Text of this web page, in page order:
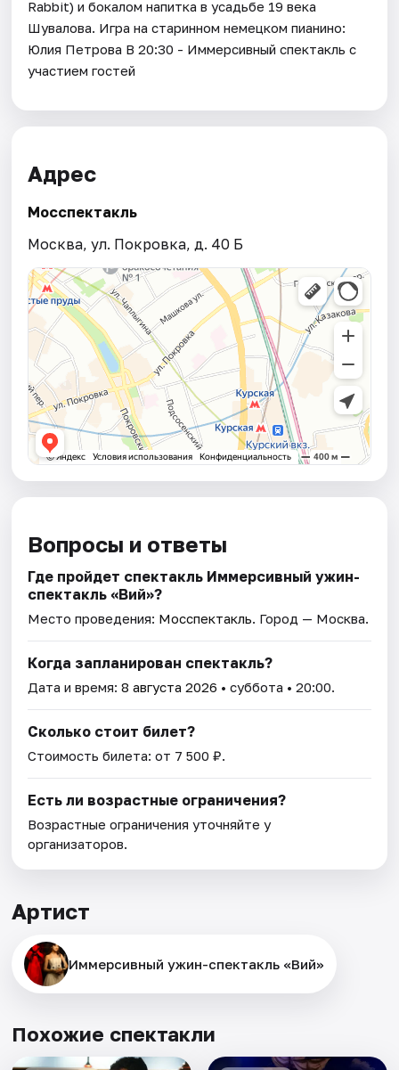
Rabbit) и бокалом напитка в усадьбе 19 века
Шувалова. Игра на старинном немецком пианино:
Юлия Петрова В 20:30 - Иммерсивный спектакль с
участием гостей
Адрес
Мосспектакль
Москва, ул. Покровка, д. 40 Б
Вопросы и ответы
Где пройдет спектакль Иммерсивный ужин-
спектакль «Вий»?
Место проведения: Мосспектакль. Город — Москва.
Когда запланирован спектакль?
Дата и время:8 августа 2026 • суббота • 20:00.
Сколько стоит билет?
Стоимость билета: от 7 500 ₽.
Есть ли возрастные ограничения?
Возрастные ограничения уточняйте у
организаторов.
Артист
Иммерсивный ужин-спектакль «Вий»
Похожие спектакли